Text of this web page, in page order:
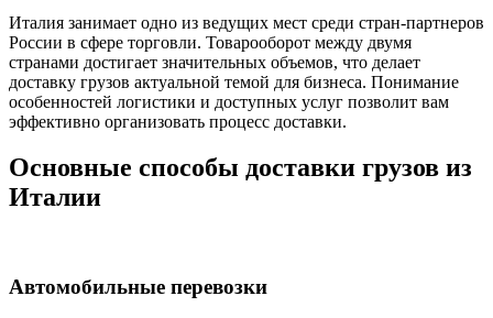
Италия занимает одно из ведущих мест среди стран-партнеров
России в сфере торговли. Товарооборот между двумя
странами достигает значительных объемов, что делает
доставку грузов актуальной темой для бизнеса. Понимание
особенностей логистики и доступных услуг позволит вам
эффективно организовать процесс доставки.
Основные способы доставки грузов из
Италии
Автомобильные перевозки